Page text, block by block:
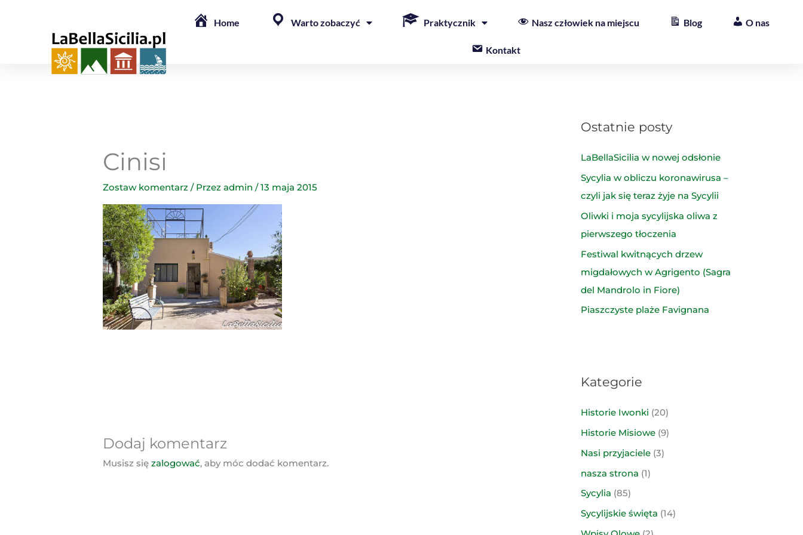
Home Warto zobaczyć Praktycznik Nasz człowiek na miejscu Blog O nas
Kontakt
Cinisi
Zostaw komentarz / Przezadmin/13 maja 2015
Dodaj komentarz
Musisz sięzalogować, aby móc dodać komentarz.
Ostatnie posty
LaBellaSicilia w nowej odsłonie
Sycylia w obliczu koronawirusa –
czyli jak się teraz żyje na Sycylii
Oliwki i moja sycylijska oliwa z
pierwszego tłoczenia
Festiwal kwitnących drzew
migdałowych w Agrigento (Sagra
del Mandrolo in Fiore)
Piaszczyste plaże Favignana
Kategorie
Historie Iwonki (20)
Historie Misiowe (9)
Nasi przyjaciele (3)
nasza strona (1)
Sycylia (85)
Sycylijskie święta (14)